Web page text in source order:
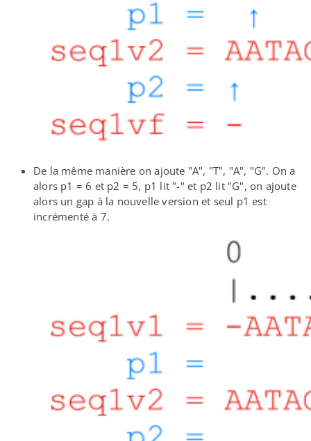
De la même manière on ajoute "A", "T", "A", "G". On a
alors p1 = 6 et p2 = 5, p1 lit "-" et p2 lit "G", on ajoute
alors un gap à la nouvelle version et seul p1 est
incrémenté à 7.